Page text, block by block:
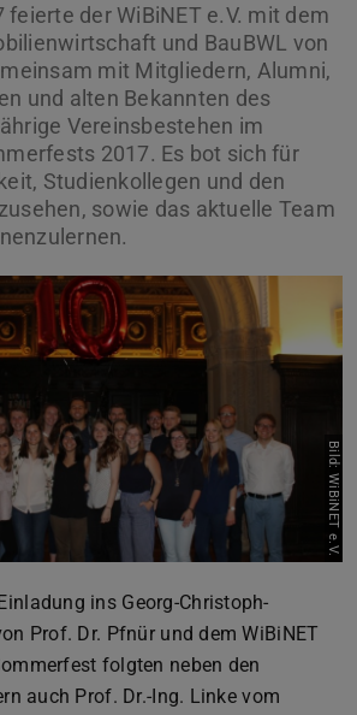
feierte der WiBiNET e.V. mit dem
und BauBWL von
mit Mitgliedern, Alumni,
und alten Bekannten des
Vereinsbestehen im
2017. Es bot sich für
Studienkollegen und den
sowie das aktuelle Team
Bild: WiBiNET e.V.
ins Georg-Christoph-
Prof. Dr. Pfnür und dem WiBiNET
folgten neben den
auch Prof. Dr.-Ing. Linke vom